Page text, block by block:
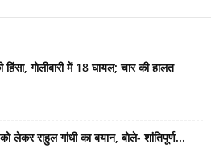
गोलीबारी में 18 घायल; चार की हालत
लेकर राहुल गांधी का बयान, बोले- शांतिपूर्ण...